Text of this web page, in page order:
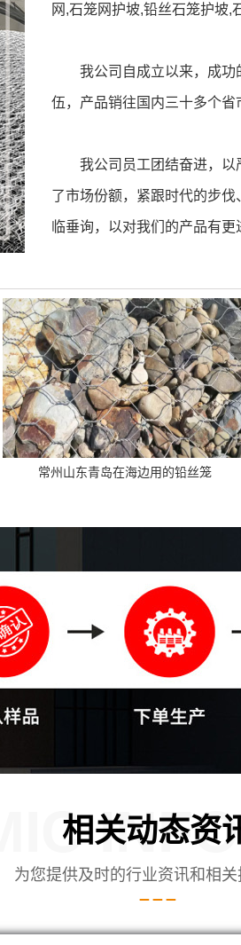
网,石笼网护坡,铅丝石笼护坡
我公司自成立以来，成
伍，产品销往国内三十多个省
我公司员工团结奋进，
了市场份额，紧跟时代的步
临垂询，以对我们的产品有
岛在海边用的铅丝笼 常州
相关动态资
为您提供及时的行业资讯和相